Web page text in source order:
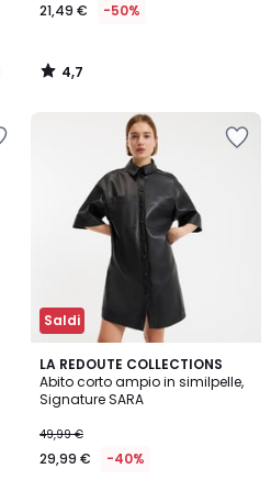
21,49 € -50%
4,7
/
Saldi
LA REDOUTE COLLECTIONS
Abito corto ampio in similpelle,
Signature SARA
49,99 €
29,99 € -40%
4,5
/ 5